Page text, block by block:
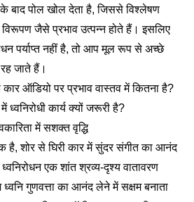
बाद पोल खोल देता है, जिससे विश्लेषण
विरूपण जैसे प्रभाव उत्पन्न होते हैं। इसलिए
पर्याप्त नहीं है, तो आप मूल रूप से अच्छे
जाते हैं।
ऑडियो पर प्रभाव वास्तव में कितना है?
कार्य क्यों जरूरी है?
में सशक्त वृद्धि
शोर से घिरी कार में सुंदर संगीत का आनंद
एक शांत श्रव्य-दृश्य वातावरण
ध्वनि गुणवत्ता का आनंद लेने में सक्षम बनाता